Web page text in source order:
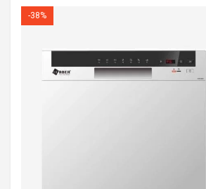
-38%